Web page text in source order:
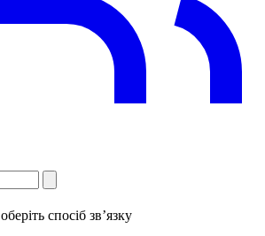
оберіть спосіб зв’язку